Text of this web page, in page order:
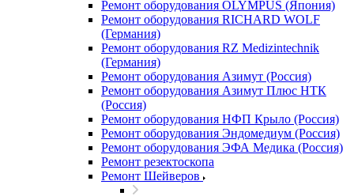
Ремонт оборудования OLYMPUS (Япония)
Ремонт оборудования RICHARD WOLF
(Германия)
Ремонт оборудования RZ Medizintechnik
(Германия)
Ремонт оборудования Азимут (Россия)
Ремонт оборудования Азимут Плюс НТК
(Россия)
Ремонт оборудования НФП Крыло (Россия)
Ремонт оборудования Эндомедиум (Россия)
Ремонт оборудования ЭФА Медика (Россия)
Ремонт резектоскопа
Ремонт Шейверов